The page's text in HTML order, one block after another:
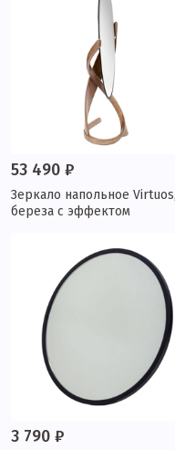
53 490 ₽
Зеркало напольное Virtuos,
береза с эффектом
3 790 ₽